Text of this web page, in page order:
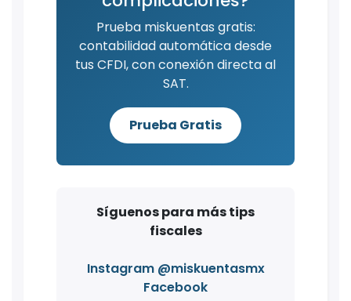
Prueba miskuentas gratis:
contabilidad automática desde
tus CFDI, con conexión directa al
SAT.
Prueba Gratis
Síguenos para más tips
fiscales
Instagram @miskuentasmx
Facebook